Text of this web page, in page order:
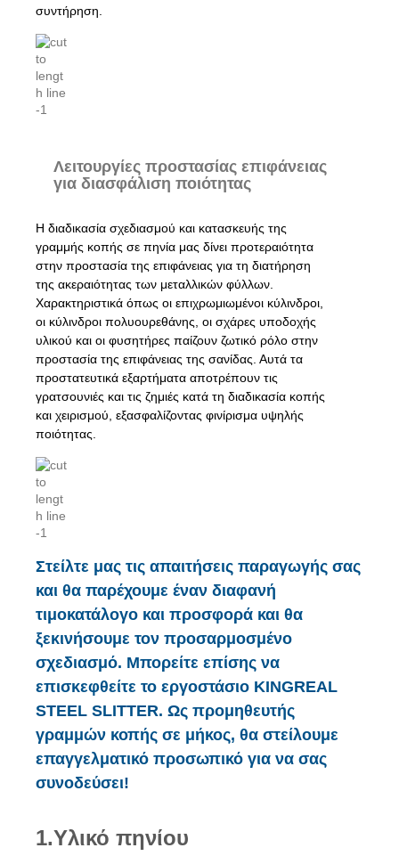
συντήρηση.
Λειτουργίες προστασίας επιφάνειας
για διασφάλιση ποιότητας
Η διαδικασία σχεδιασμού και κατασκευής της
γραμμής κοπής σε πηνία μας δίνει προτεραιότητα
στην προστασία της επιφάνειας για τη διατήρηση
της ακεραιότητας των μεταλλικών φύλλων.
Χαρακτηριστικά όπως οι επιχρωμιωμένοι κύλινδροι,
οι κύλινδροι πολυουρεθάνης, οι σχάρες υποδοχής
υλικού και οι φυσητήρες παίζουν ζωτικό ρόλο στην
προστασία της επιφάνειας της σανίδας. Αυτά τα
προστατευτικά εξαρτήματα αποτρέπουν τις
γρατσουνιές και τις ζημιές κατά τη διαδικασία κοπής
και χειρισμού, εξασφαλίζοντας φινίρισμα υψηλής
ποιότητας.
Στείλτε μας τις απαιτήσεις παραγωγής σας
και θα παρέχουμε έναν διαφανή
τιμοκατάλογο και προσφορά και θα
ξεκινήσουμε τον προσαρμοσμένο
σχεδιασμό. Μπορείτε επίσης να
επισκεφθείτε το εργοστάσιο KINGREAL
STEEL SLITTER. Ως προμηθευτής
γραμμών κοπής σε μήκος, θα στείλουμε
επαγγελματικό προσωπικό για να σας
συνοδεύσει!
1.Υλικό πηνίου